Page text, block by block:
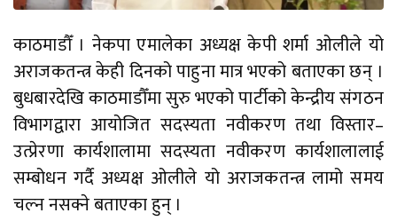
काठमाडौँ । नेकपा एमालेका अध्यक्ष केपी शर्मा ओलीले यो
अराजकतन्त्र केही दिनको पाहुना मात्र भएको बताएका छन् ।
बुधबारदेखि काठमाडौँमा सुरु भएको पार्टीको केन्द्रीय संगठन
विभागद्वारा आयोजित सदस्यता नवीकरण तथा विस्तार–
उत्प्रेरणा कार्यशालामा सदस्यता नवीकरण कार्यशालालाई
सम्बोधन गर्दै अध्यक्ष ओलीले यो अराजकतन्त्र लामो समय
चल्न नसक्ने बताएका हुन् ।